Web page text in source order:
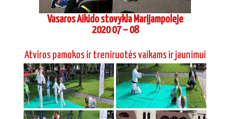
2020 07 – 08
Atviros pamokos ir treniruotės vaikams ir jaunimui